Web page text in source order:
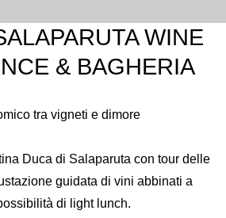
WINE
& BAGHERIA
tra vigneti e dimore
Duca di Salaparuta con tour delle
guidata di vini abbinati a
di light lunch.